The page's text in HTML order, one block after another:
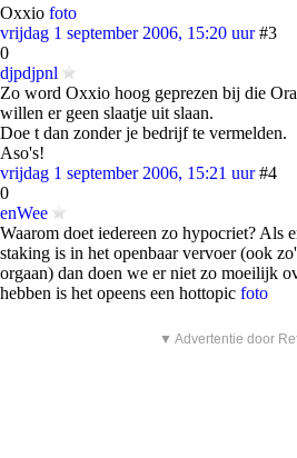
Oxxio foto
vrijdag 1 september 2006, 15:20 uur #3
0
djpdjpnl
Zo word Oxxio hoog geprezen bij die
willen er geen slaatje uit slaan.
Doe t dan zonder je bedrijf te vermelden.
Aso's!
vrijdag 1 september 2006, 15:21 uur #4
0
enWee
Waarom doet iedereen zo hypocriet? Als
staking is in het openbaar vervoer (ook
orgaan) dan doen we er niet zo moeilijk
hebben is het opeens een hottopic foto
▼ Advertentie door